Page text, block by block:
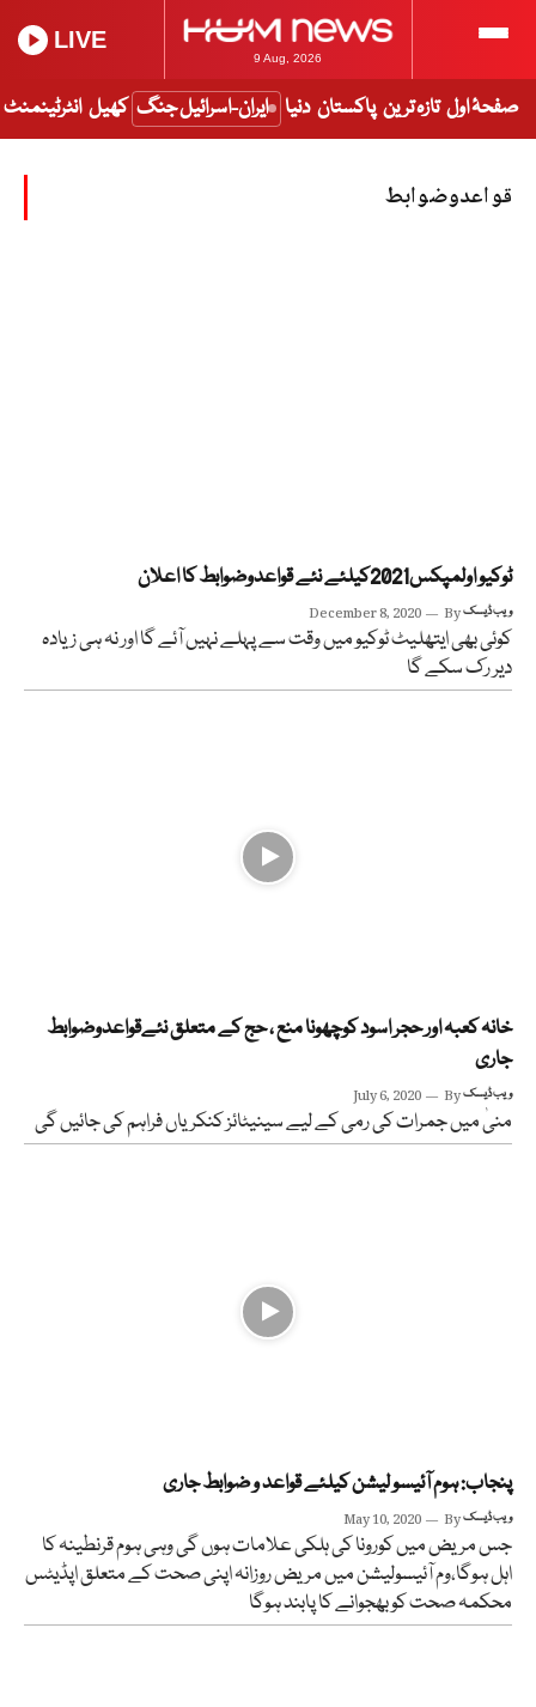
9 Aug, 2026
LIVE
صفحۂ اول تازہ ترین پاکستان دنیا ایران-اسرائیل جنگ کھیل انٹرٹینمنٹ
قواعدوضوابط
ٹوکیو اولمپکس2021کیلئے نئے قواعدوضوابط کا اعلان
December 8, 2020 Byویب ڈیسک
کوئی بھی ایتھلیٹ ٹوکیو میں وقت سے پہلے نہیں آئے گا اور نہ ہی زیادہ
دیر رک سکے گا
خانہ کعبہ اور حجر اسود کوچھونا منع ، حج کے متعلق نئےقواعدوضوابط
جاری
July 6, 2020 Byویب ڈیسک
منیٰ میں جمرات کی رمی کے لیے سینیٹائز کنکریاں فراہم کی جائیں گی
پنجاب: ہوم آئیسو لیشن کیلئے قواعد و ضوابط جاری
May 10, 2020 Byویب ڈیسک
جس مریض میں کورونا کی ہلکی علامات ہوں گی وہی ہوم قرنطینہ کا
اہل ہوگا،وم آئیسولیشن میں مریض روزانہ اپنی صحت کے متعلق اپڈیٹس
محکمہ صحت کو بھجوانے کا پابند ہوگا